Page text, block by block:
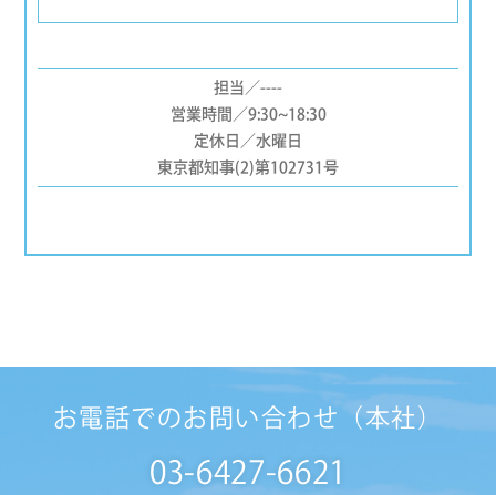
担当／----
営業時間／9:30~18:30
定休日／水曜日
東京都知事(2)第102731号
お電話でのお問い合わせ（本社）
03-6427-6621